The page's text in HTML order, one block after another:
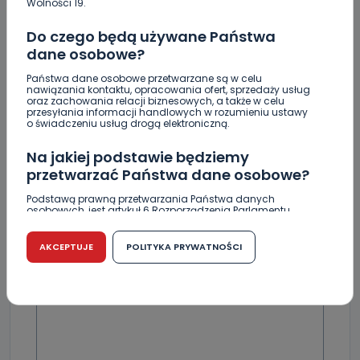
Wolności 19.
Do czego będą używane Państwa
dane osobowe?
Państwa dane osobowe przetwarzane są w celu
nawiązania kontaktu, opracowania ofert, sprzedaży usług
oraz zachowania relacji biznesowych, a także w celu
przesyłania informacji handlowych w rozumieniu ustawy
o świadczeniu usług drogą elektroniczną.
Na jakiej podstawie będziemy
przetwarzać Państwa dane osobowe?
Podstawą prawną przetwarzania Państwa danych
osobowych, jest artykuł 6 Rozporządzenia Parlamentu
r. w sprawie ochrony osób fizycznych w związku z
przetwarzaniem danych osobowych w sprawie
swobodnego przepływu takich danych oraz uchylenia
dyrektywy 95/46/WE (RODO).
Czy jest możliwość cofnięcia zgody?
AKCEPTUJE POLITYKA PRYWATNOŚCI
Skomentuj ten wpis jako pierwszy!
DODAJ SWÓJ KOMENTARZ
Wiadomość